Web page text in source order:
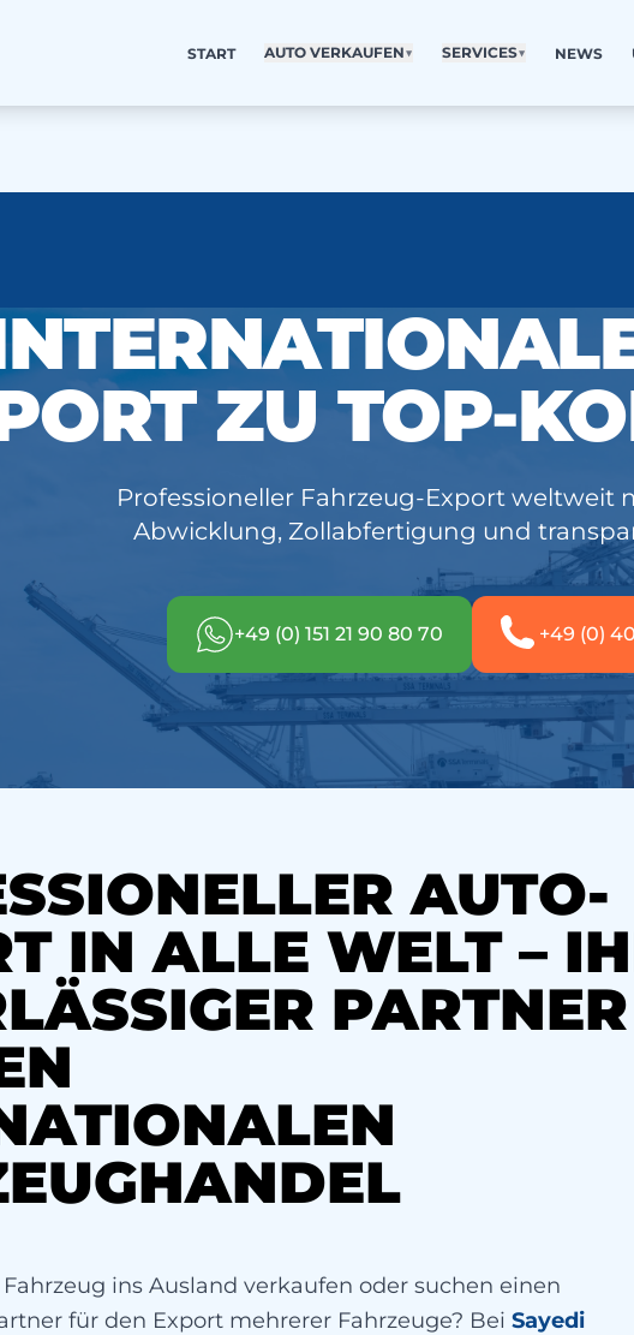
START AUTO VERKAUFEN▼ SERVICES▼ NEWS
ZU TOP-
Professioneller Fahrzeug-Export weltweit
Abwicklung, Zollabfertigung und
+49 (0) 151 21 90 80 70 +49 (0)
AUTO-
IN ALLE WELT –
PARTNER
ins Ausland verkaufen oder suchen einen
für den Export mehrerer Fahrzeuge? Bei Sayedi